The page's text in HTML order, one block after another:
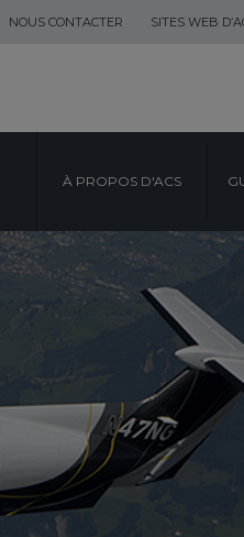
NOUS CONTACTER SITES WEB
À PROPOS D'ACS